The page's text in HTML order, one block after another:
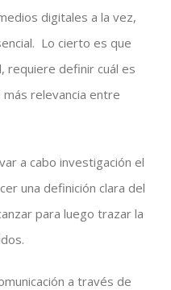
digitales a la vez,
Lo cierto es que
requiere definir cuál es
relevancia entre
a cabo investigación el
una definición clara del
para luego trazar la
a través de